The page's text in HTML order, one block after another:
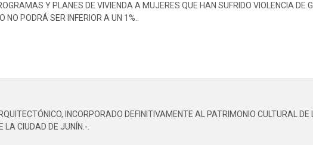
Y PLANES DE VIVIENDA A MUJERES QUE HAN SUFRIDO VIOLENCIA DE
NO PODRÁ SER INFERIOR A UN 1%..
INCORPORADO DEFINITIVAMENTE AL PATRIMONIO CULTURAL DE
LA CIUDAD DE JUNÍN.-.